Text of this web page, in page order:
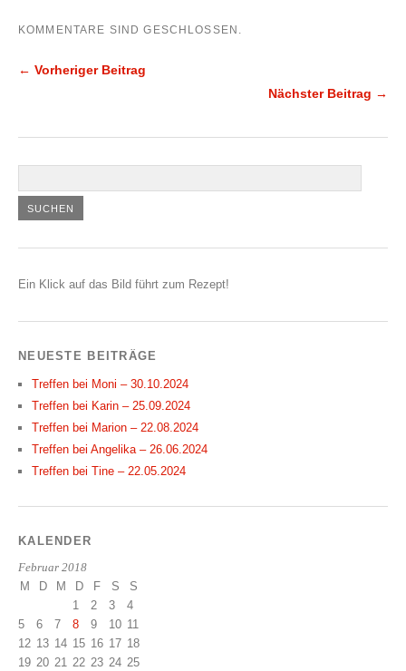
KOMMENTARE SIND GESCHLOSSEN.
← Vorheriger Beitrag
Nächster Beitrag →
Ein Klick auf das Bild führt zum Rezept!
NEUESTE BEITRÄGE
Treffen bei Moni – 30.10.2024
Treffen bei Karin – 25.09.2024
Treffen bei Marion – 22.08.2024
Treffen bei Angelika – 26.06.2024
Treffen bei Tine – 22.05.2024
KALENDER
Februar 2018
M D M D F S
S
1
2 3
4
5
6 7 8 9 10 11
12 13 14 15 16 17 18
19 20 21 22 23 24 25